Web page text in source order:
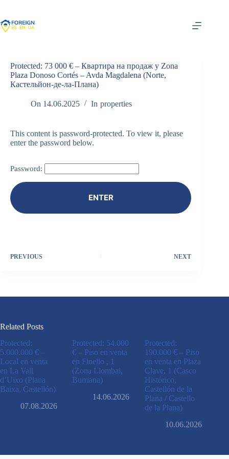
content
Protected: 73 000 € – Квартира на продаж у Zona
Plaza Donoso Cortés – Avda Magdalena (Norte,
Кастельйон-де-ла-Плана)
On 14.06.2025 In properties
This content is password-protected. To view it, please
enter the password below.
Password:
PREVIOUS NEXT
Related Posts
Protected:
5.000.000 € –
Local en venta
en La Vall
d’Uixo (Plana
Baixa, Castellón)
07.08.2026
Protected: 54.000
€ – Piso en venta
en Finello , 1
(Zona Llombai,
Burriana)
14.06.2026
Protected:
190.000 € – Piso
en venta en Plaza
Clave, 1 (Casco
Histórico,
Castellón de la
Plana / Castello
de la Plana)
10.06.2026